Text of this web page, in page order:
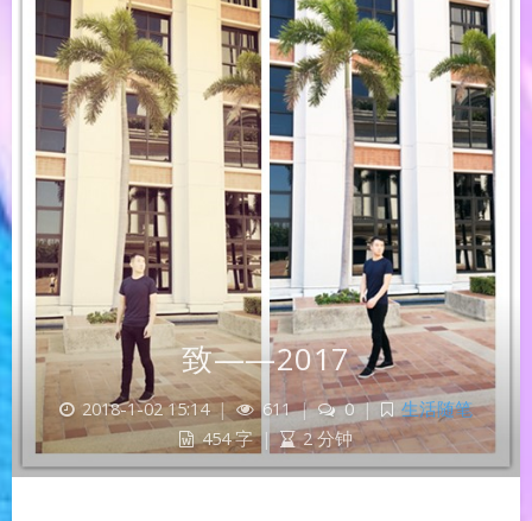
致——2017
2018-1-02 15:14 | 611 | 0 |
生活随笔
454 字 | 2 分钟